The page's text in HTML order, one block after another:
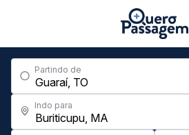
Partindo de
Indo para